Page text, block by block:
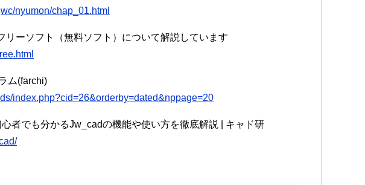
nyumon/chap_01.html
リーソフト（無料ソフト）について解説しています
ム(farchi)
index.php?cid=26&orderby=dated&nppage=20
者でも分かるJw_cadの機能や使い方を徹底解説 | キャド研